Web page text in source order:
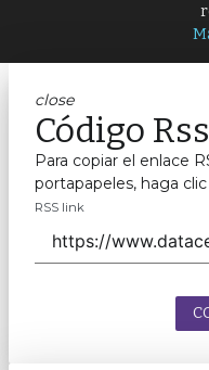
close
Código Rss
Para copiar el enlace
portapapeles, haga
RSS link